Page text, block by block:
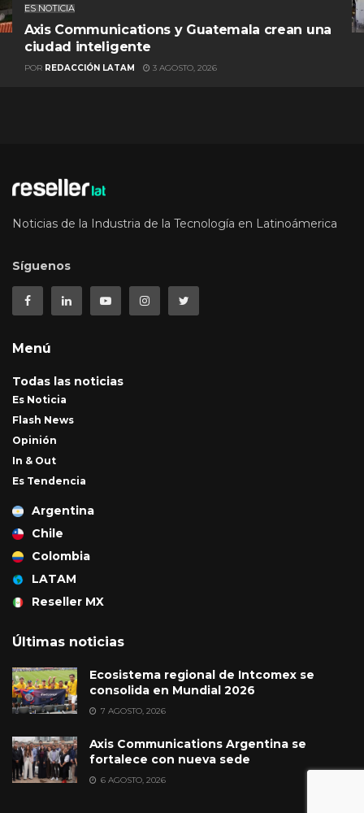
ES NOTICIA
Axis Communications y Guatemala crean una
ciudad inteligente
POR REDACCIÓN LATAM 3 AGOSTO, 2026
Noticias de la Industria de la Tecnología en Latinoámerica
Síguenos
Menú
Todas las noticias
Es Noticia
Flash News
Opinión
In & Out
Es Tendencia
Argentina
Chile
Colombia
LATAM
Reseller MX
Últimas noticias
Ecosistema regional de Intcomex se
consolida en Mundial 2026
7 AGOSTO, 2026
Axis Communications Argentina se
fortalece con nueva sede
6 AGOSTO, 2026